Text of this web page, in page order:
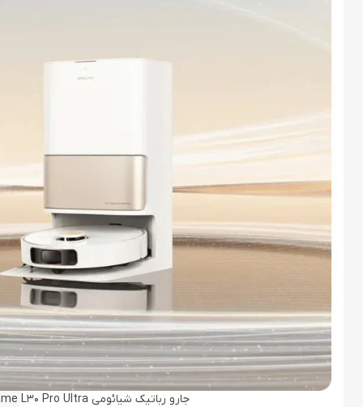
جارو رباتیک شیائومی Dreame L30 Pro Ultra